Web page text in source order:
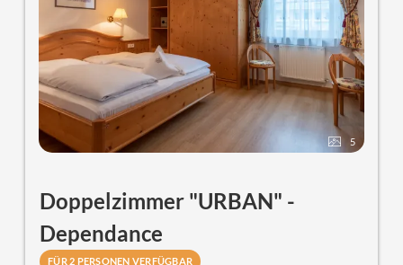
5
Doppelzimmer "URBAN" -
Dependance
FÜR 2 PERSONEN VERFÜGBAR